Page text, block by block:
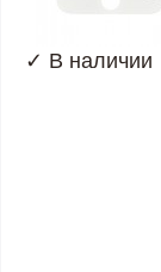
✓ В наличии